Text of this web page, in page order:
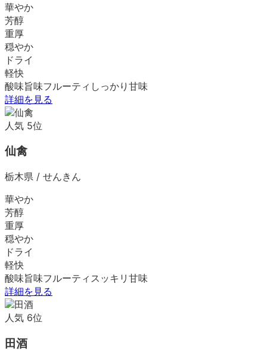
華やか
芳醇
重厚
穏やか
ドライ
軽快
酸味旨味フルーティ しっかり 甘味
詳細を見る
人気 5位
仙禽
栃木県 / せんきん
華やか
芳醇
重厚
穏やか
ドライ
軽快
酸味旨味フルーティ スッキリ 甘味
詳細を見る
人気 6位
田酒